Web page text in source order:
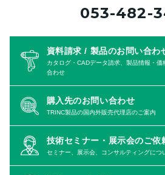
053-482-
資料請求 / 製品のお問い合わ
カタログ・CADデータ請求、製品情報・
合わせ
購入先のお問い合わせ
TRINC製品の国内外販売代理店のご案内
技術セミナー・展示会のご依
セミナー、展示会、コンサルティングにつ